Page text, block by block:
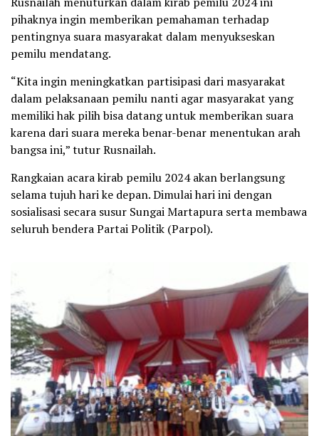
pihaknya ingin memberikan pemahaman terhadap
pentingnya suara masyarakat dalam menyukseskan
pemilu mendatang.
“Kita ingin meningkatkan partisipasi dari masyarakat
dalam pelaksanaan pemilu nanti agar masyarakat yang
memiliki hak pilih bisa datang untuk memberikan suara
karena dari suara mereka benar-benar menentukan arah
bangsa ini,” tutur Rusnailah.
Rangkaian acara kirab pemilu 2024 akan berlangsung
selama tujuh hari ke depan. Dimulai hari ini dengan
sosialisasi secara susur Sungai Martapura serta membawa
seluruh bendera Partai Politik (Parpol).